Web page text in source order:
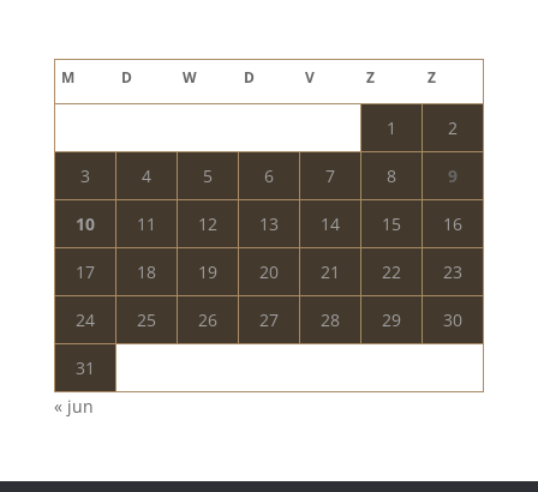
M D W D V Z Z
1 2
3 4 5 6 7 8 9
10 11 12 13 14 15 16
17 18 19 20 21 22 23
24 25 26 27 28 29 30
31
« jun